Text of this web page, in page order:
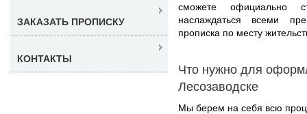
сможете официально
наслаждаться всеми
прописка по месту
Что нужно для
Лесозаводске
Мы берем на себя всю
ЗАКАЗАТЬ ПРОПИСКУ
КОНТАКТЫ